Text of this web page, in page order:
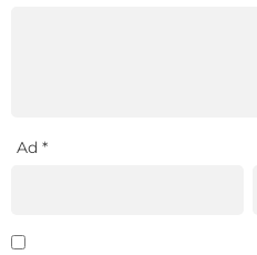
Ad *